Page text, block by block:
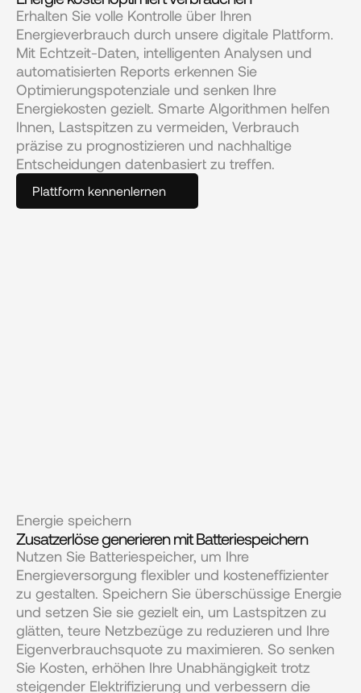
Erhalten Sie volle Kontrolle über Ihren
Energieverbrauch durch unsere digitale Plattform.
Mit Echtzeit-Daten, intelligenten Analysen und
automatisierten Reports erkennen Sie
Optimierungspotenziale und senken Ihre
Energiekosten gezielt. Smarte Algorithmen helfen
Ihnen, Lastspitzen zu vermeiden, Verbrauch
präzise zu prognostizieren und nachhaltige
Entscheidungen datenbasiert zu treffen.
Plattform kennenlernen
Energie speichern
Zusatzerlöse generieren mit Batteriespeichern
Nutzen Sie Batteriespeicher, um Ihre
Energieversorgung flexibler und kosteneffizienter
zu gestalten. Speichern Sie überschüssige Energie
und setzen Sie sie gezielt ein, um Lastspitzen zu
glätten, teure Netzbezüge zu reduzieren und Ihre
Eigenverbrauchsquote zu maximieren. So senken
Sie Kosten, erhöhen Ihre Unabhängigkeit trotz
steigender Elektrifizierung und verbessern die